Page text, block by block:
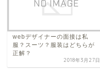
webデザイナーの面接は私
服？スーツ？服装はどちらが
正解？
2018年3月27日